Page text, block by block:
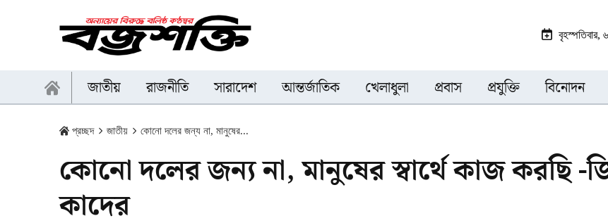
জাতীয় রাজনীতি সারাদেশ আন্তর্জাতিক খেলাধুলা প্রবাস প্রযুক্তি বিনোদন
প্রচ্ছদ জাতীয় কোনো দলের জন্য না, মানুষের...
কোনো দলের জন্য না, মানুষের স্বার্থে কাজ করছি -
কাদের